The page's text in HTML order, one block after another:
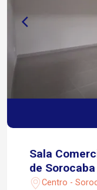
Sala
de Sorocaba
Centro -